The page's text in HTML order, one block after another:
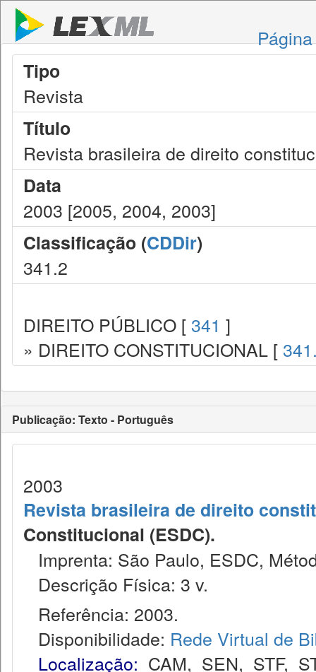
Tipo
Revista
Título
Revista brasileira de direito
Data
2003 [2005, 2004, 2003]
Classificação (CDDir)
341.2
DIREITO PÚBLICO [ 341 ]
» DIREITO CONSTITUCIONAL [
Publicação: Texto - Português
2003
Revista brasileira de direito
Constitucional (ESDC).
Imprenta: São Paulo, ESDC,
Descrição Física: 3 v.
Referência: 2003.
Disponibilidade: Rede Virtual de
Localização: CAM, SEN, STF,